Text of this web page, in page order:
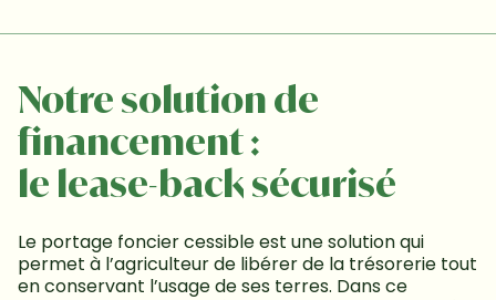
Notre solution de
financement :
le lease-back sécurisé
Le portage foncier cessible est une solution qui
permet à l’agriculteur de libérer de la trésorerie tout
en conservant l’usage de ses terres. Dans ce